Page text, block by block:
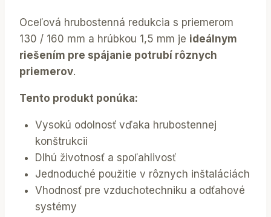
Oceľová hrubostenná redukcia s priemerom
130 / 160 mm a hrúbkou 1,5 mm je ideálnym
riešením pre spájanie potrubí rôznych
priemerov.
Tento produkt ponúka:
Vysokú odolnosť vďaka hrubostennej
konštrukcii
Dlhú životnosť a spoľahlivosť
Jednoduché použitie v rôznych inštaláciách
Vhodnosť pre vzduchotechniku a odťahové
systémy